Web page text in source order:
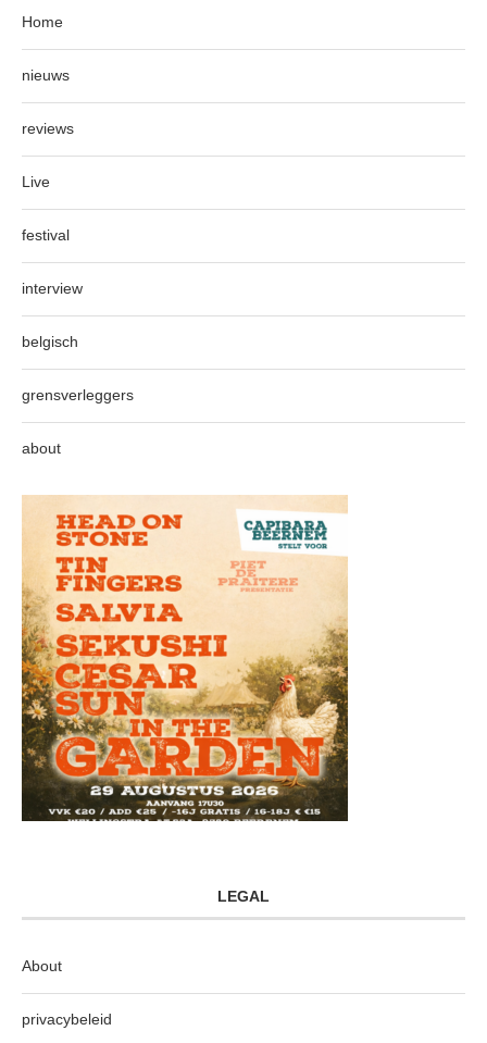
Home
nieuws
reviews
Live
festival
interview
belgisch
grensverleggers
about
LEGAL
About
privacybeleid